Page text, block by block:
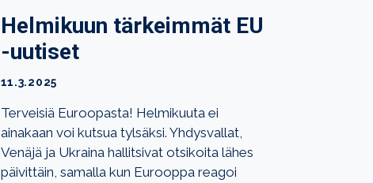
Helmikuun tärkeimmät EU
-uutiset
11.3.2025
Terveisiä Euroopasta! Helmikuuta ei
ainakaan voi kutsua tylsäksi. Yhdysvallat,
Venäjä ja Ukraina hallitsivat otsikoita lähes
päivittäin, samalla kun Eurooppa reagoi